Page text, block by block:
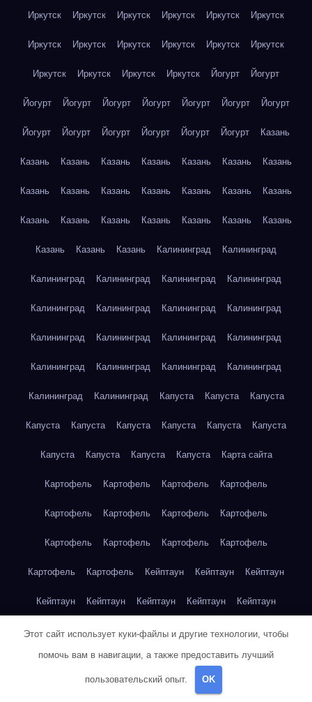
Иркутск Иркутск Иркутск Иркутск Иркутск Иркутск
Иркутск Иркутск Иркутск Иркутск Иркутск Иркутск
Иркутск Иркутск Иркутск Иркутск Йогурт Йогурт
Йогурт Йогурт Йогурт Йогурт Йогурт Йогурт Йогурт
Йогурт Йогурт Йогурт Йогурт Йогурт Йогурт Казань
Казань Казань Казань Казань Казань Казань Казань
Казань Казань Казань Казань Казань Казань Казань
Казань Казань Казань Казань Казань Казань Казань
Казань Казань Казань Калининград Калининград
Калининград Калининград Калининград Калининград
Калининград Калининград Калининград Калининград
Калининград Калининград Калининград Калининград
Калининград Калининград Калининград Калининград
Калининград Калининград Капуста Капуста Капуста
Капуста Капуста Капуста Капуста Капуста Капуста
Капуста Капуста Капуста Капуста Карта сайта
Картофель Картофель Картофель Картофель
Картофель Картофель Картофель Картофель
Картофель Картофель Картофель Картофель
Картофель Картофель Кейптаун Кейптаун Кейптаун
Кейптаун Кейптаун Кейптаун Кейптаун Кейптаун
Кейптаун Кейптаун Кейптаун Кейптаун Кейптаун
Кейптаун Кейптаун Кейптаун Кейптаун Кейптаун
Клубника
Этот сайт использует куки-файлы и другие технологии, чтобы
помочь вам в навигации, а также предоставить лучший
пользовательский опыт. OK